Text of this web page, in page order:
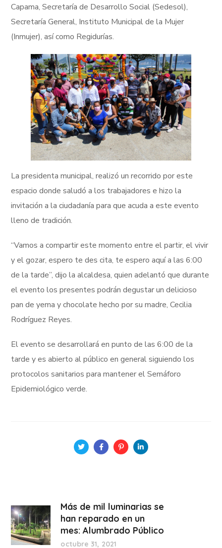
Capama, Secretaría de Desarrollo Social (Sedesol),
Secretaría General, Instituto Municipal de la Mujer
(Inmujer), así como Regidurías.
La presidenta municipal, realizó un recorrido por este
espacio donde saludó a los trabajadores e hizo la
invitación a la ciudadanía para que acuda a este evento
lleno de tradición.
“Vamos a compartir este momento entre el partir, el vivir
y el gozar, espero te des cita, te espero aquí a las 6:00
de la tarde”, dijo la alcaldesa, quien adelantó que durante
el evento los presentes podrán degustar un delicioso
pan de yema y chocolate hecho por su madre, Cecilia
Rodríguez Reyes.
El evento se desarrollará en punto de las 6:00 de la
tarde y es abierto al público en general siguiendo los
protocolos sanitarios para mantener el Semáforo
Epidemiológico verde.
Más de mil luminarias se
han reparado en un
mes: Alumbrado Público
octubre 31, 2021